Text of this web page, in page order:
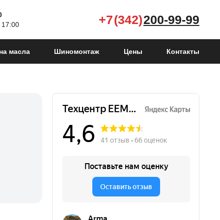
17:00
+7 (342)200-99-99
масла Шиномонтаж Цены Контакты
2019 - 2021